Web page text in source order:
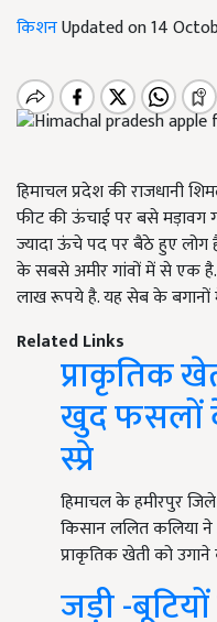
किशनUpdated on 14
हिमाचल प्रदेश की राजधानी
फीट की ऊंचाई पर बसे मड़ावग
ज्यादा ऊंचे पद पर बैठे हुए
के सबसे अमीर गांवों में से एक है.
लाख रूपये है. यह सेब के बगानों
Related Links
प्राकृतिक
खुद फसलों
स्प्रे
हिमाचल के हमीरपुर
किसान ललित कलिया
प्राकृतिक खेती को
जड़ी -